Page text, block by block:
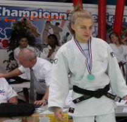
←Précédent